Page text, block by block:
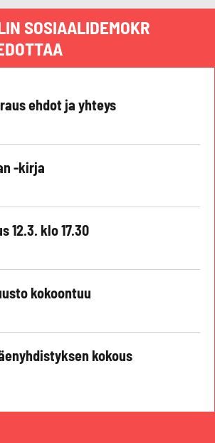
SOSIAALIDEMOKR
ehdot ja yhteys
-kirja
12.3. klo 17.30
kokoontuu
kokous